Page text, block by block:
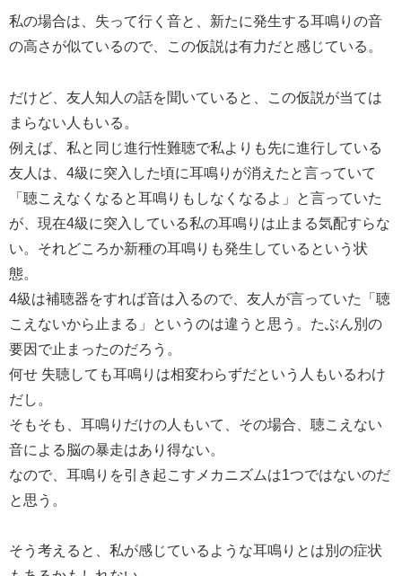
私の場合は、失って行く音と、新たに発生する耳鳴りの音
の高さが似ているので、この仮説は有力だと感じている。
だけど、友人知人の話を聞いていると、この仮説が当ては
まらない人もいる。
例えば、私と同じ進行性難聴で私よりも先に進行している
友人は、4級に突入した頃に耳鳴りが消えたと言っていて
「聴こえなくなると耳鳴りもしなくなるよ」と言っていた
が、現在4級に突入している私の耳鳴りは止まる気配すらな
い。それどころか新種の耳鳴りも発生しているという状
態。
4級は補聴器をすれば音は入るので、友人が言っていた「聴
こえないから止まる」というのは違うと思う。たぶん別の
要因で止まったのだろう。
何せ 失聴しても耳鳴りは相変わらずだという人もいるわけ
だし。
そもそも、耳鳴りだけの人もいて、その場合、聴こえない
音による脳の暴走はあり得ない。
なので、耳鳴りを引き起こすメカニズムは1つではないのだ
と思う。
そう考えると、私が感じているような耳鳴りとは別の症状